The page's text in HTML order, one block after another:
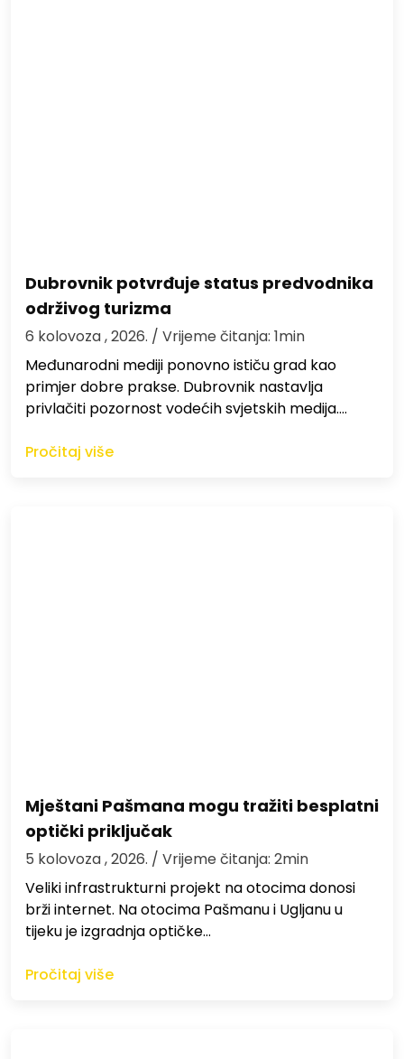
Dubrovnik potvrđuje status predvodnika
održivog turizma
6 kolovoza , 2026. / Vrijeme čitanja: 1min
Međunarodni mediji ponovno ističu grad kao
primjer dobre prakse. Dubrovnik nastavlja
privlačiti pozornost vodećih svjetskih medija.…
Pročitaj više
Mještani Pašmana mogu tražiti besplatni
optički priključak
5 kolovoza , 2026. / Vrijeme čitanja: 2min
Veliki infrastrukturni projekt na otocima donosi
brži internet. Na otocima Pašmanu i Ugljanu u
tijeku je izgradnja optičke…
Pročitaj više